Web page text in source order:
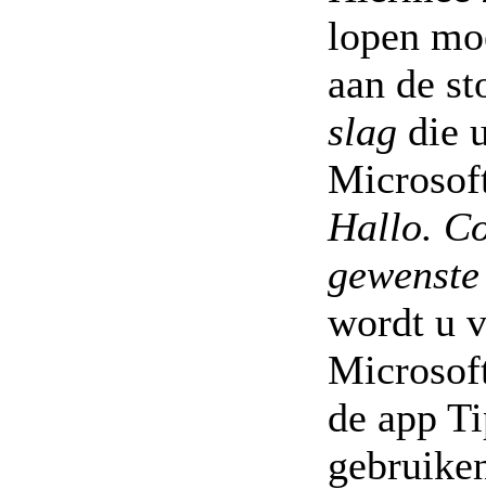
lopen
aan de
slag die
Hallo.
wordt u
de app